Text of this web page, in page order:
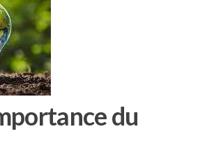
du